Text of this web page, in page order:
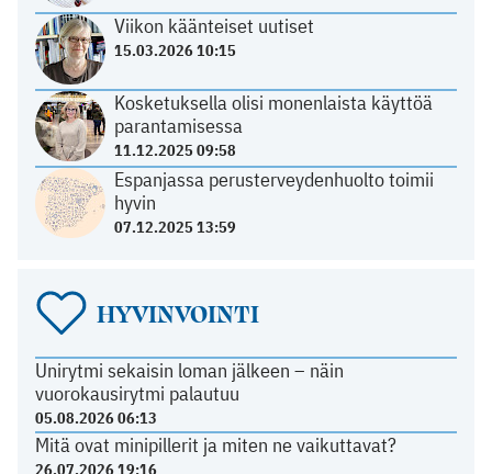
Viikon käänteiset uutiset
15.03.2026 10:15
Kosketuksella olisi monenlaista käyttöä
parantamisessa
11.12.2025 09:58
Espanjassa perusterveydenhuolto toimii
hyvin
07.12.2025 13:59
HYVINVOINTI
Unirytmi sekaisin loman jälkeen – näin
vuorokausirytmi palautuu
05.08.2026 06:13
Mitä ovat minipillerit ja miten ne vaikuttavat?
26.07.2026 19:16